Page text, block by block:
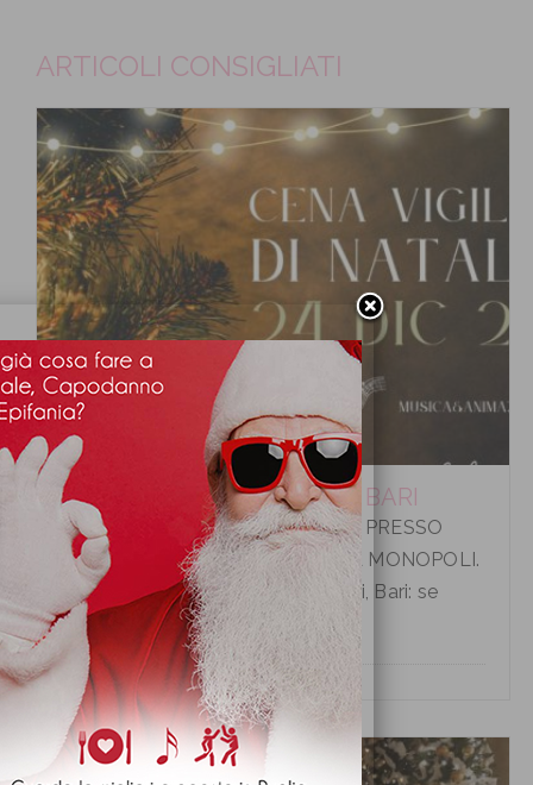
ARTICOLI CONSIGLIATI
CENA VIGILIA DI NATALE A BARI
CENA VIGILIA DI NATALE A BARI PRESSO
HOTEL LIDO TORRE EGNAZIA A MONOPOLI.
Cena Vigilia di Natale a Monopoli, Bari: se
desiderate tras...